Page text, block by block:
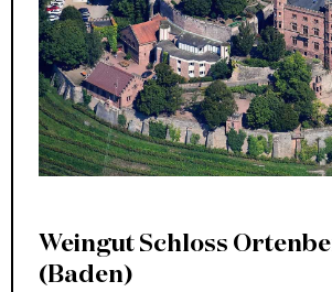
Weingut Schloss
(Baden)